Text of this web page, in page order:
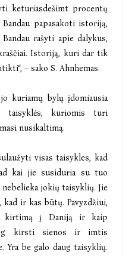
keturiasdešimt procentų
papasakoti istoriją,
rašyti apie dalykus,
Istoriją, kuri dar tik
– sako S. Ahnhemas.
kuriamų bylų įdomiausia
kuriomis turi
nusikaltimą.
visas taisykles, kad
kai jie susiduria su tuo
jokių taisyklių. Jie
ir kas būtų. Pavyzdžiui,
kirtimą į Daniją ir kaip
kirsti sienos ir imtis
Yra be galo daug taisyklių.